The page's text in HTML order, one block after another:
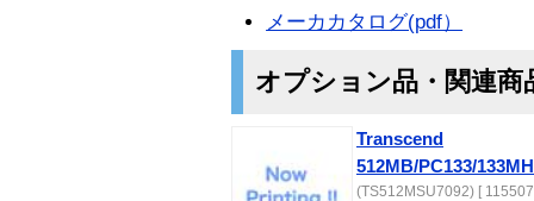
メーカカタログ(pdf）
オプション品・関連商
Transcend
512MB/PC133/
(TS512MSU7092) [